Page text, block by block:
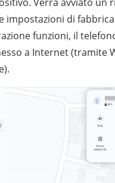
impostazioni di
funzioni, il
a Internet (tramite